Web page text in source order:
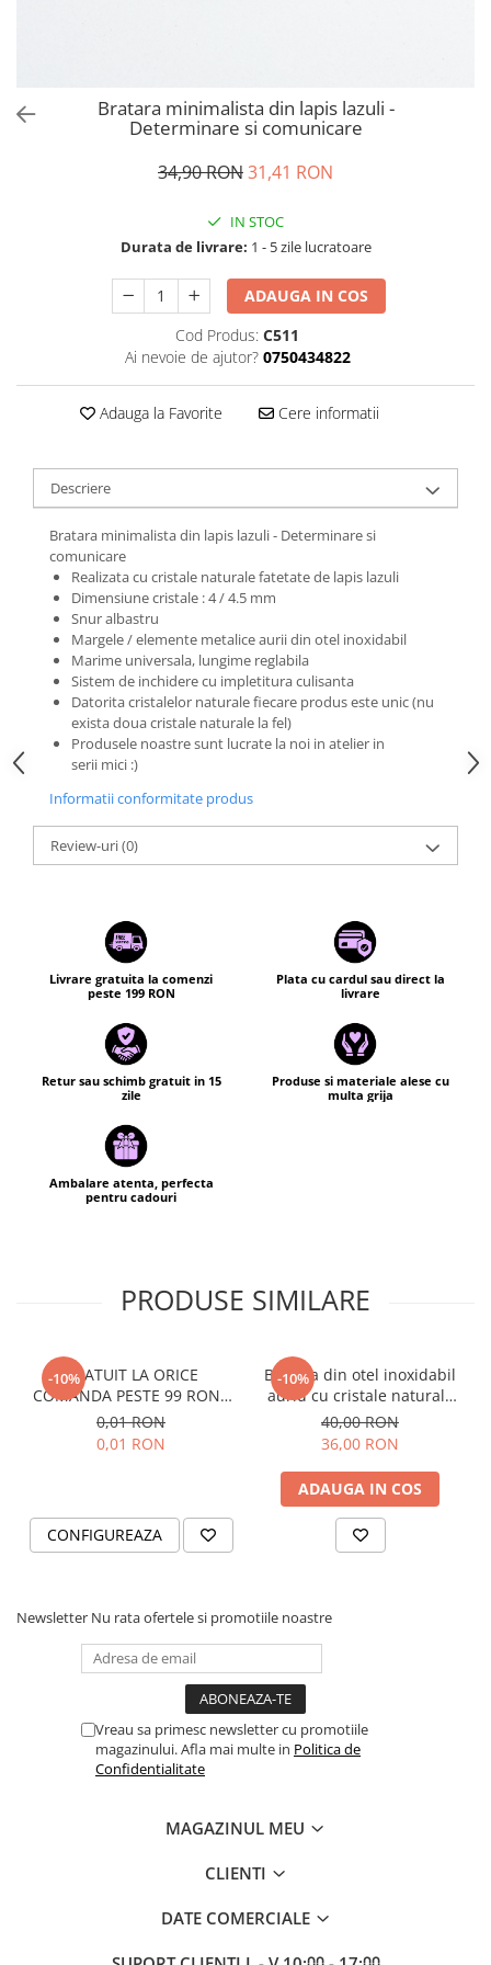
Bratara minimalista din lapis lazuli -
Determinare si comunicare
34,90 RON31,41 RON
IN STOC
Durata de livrare: 1 - 5 zile lucratoare
ADAUGA IN COS
Cod Produs: C511
Ai nevoie de ajutor? 0750434822
Adauga la Favorite Cere informatii
Descriere
Bratara minimalista din lapis lazuli - Determinare si
comunicare
Realizata cu cristale naturale fatetate de lapis lazuli
Dimensiune cristale : 4 / 4.5 mm
Snur albastru
Margele / elemente metalice aurii din otel inoxidabil
Marime universala, lungime reglabila
Sistem de inchidere cu impletitura culisanta
Datorita cristalelor naturale fiecare produs este unic (nu
exista doua cristale naturale la fel)
Produsele noastre sunt lucrate la noi in atelier in
serii mici :)
Informatii conformitate produs
Review-uri(0)
Livrare gratuita la comenzi
peste 199 RON
Plata cu cardul sau direct la
livrare
Retur sau schimb gratuit in 15
zile
Produse si materiale alese cu
multa grija
Ambalare atenta, perfecta
pentru cadouri
PRODUSE SIMILARE
-10%GRATUIT LA ORICE
COMANDA PESTE 99 RON -
Cutie personalizata cadou
Black and Yang
0,01 RON
0,01 RON
CONFIGUREAZA
-10%
Bratara din otel inoxidabil
auriu cu cristale naturale
de pirita - abundenta,
prosperitate, succes
40,00 RON
36,00 RON
ADAUGA IN COS
Newsletter Nu rata ofertele si promotiile noastre
Vreau sa primesc newsletter cu promotiile
magazinului. Afla mai multe in Politica de
Confidentialitate
MAGAZINUL MEU
CLIENTI
DATE COMERCIALE